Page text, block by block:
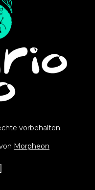
vorbehalten.
Morpheon